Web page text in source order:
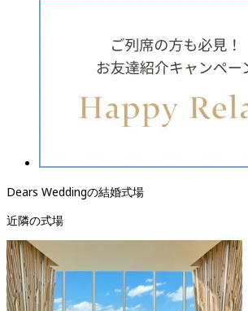
Dears Weddingの結婚式場
近隣の式場